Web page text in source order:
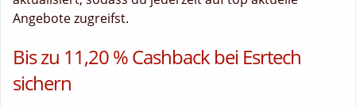
Angebote zugreifst.
Bis zu 11,20 % Cashback bei Esrtech
sichern